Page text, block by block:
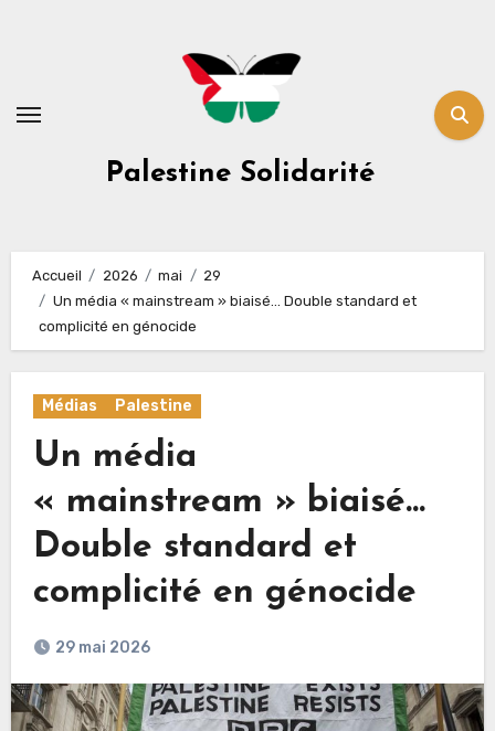
Palestine Solidarité
Accueil 2026 mai
29
Un média « mainstream » biaisé… Double standard et
complicité en génocide
Médias Palestine
Un média
« mainstream » biaisé…
Double standard et
complicité en génocide
29 mai 2026